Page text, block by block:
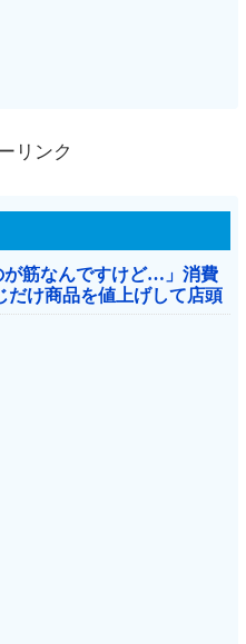
リンク
が筋なんですけど…」消費
だけ商品を値上げして店頭